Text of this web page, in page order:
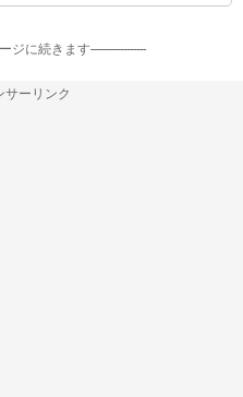
ジに続きます-----------------
サーリンク